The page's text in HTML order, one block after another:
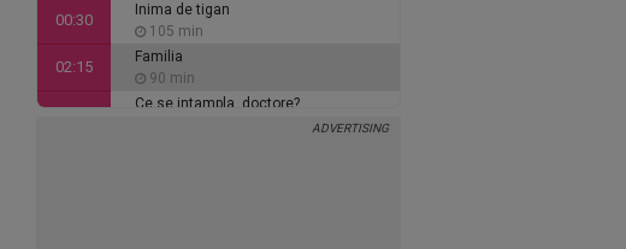
00:30
Inima de tigan
105 min
02:15
Familia
90 min
Ce se intampla, doctore?